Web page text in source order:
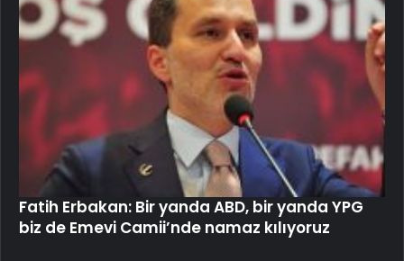
Fatih Erbakan: Bir yanda ABD, bir yanda YPG
biz de Emevi Camii’nde namaz kılıyoruz